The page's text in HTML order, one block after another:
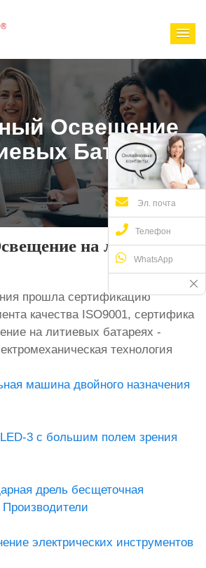
Освещение
Батареях
на литиевых
прошла сертификацию
качества ISO9001, сертифика
на литиевых батареях -
технология
машина двойного назначения
LED-3 с большим полем зрения
дрель бесщеточная
электрических инструментов
Эл. почта
Телефон
WhatsApp